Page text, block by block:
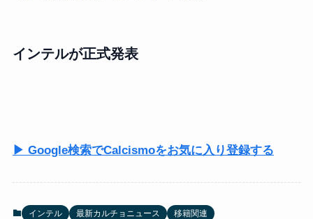
インテルが正式発表
▶ Google検索でCalcismoをお気に入り登録する
インテル 最新カルチョニュース 移籍関連